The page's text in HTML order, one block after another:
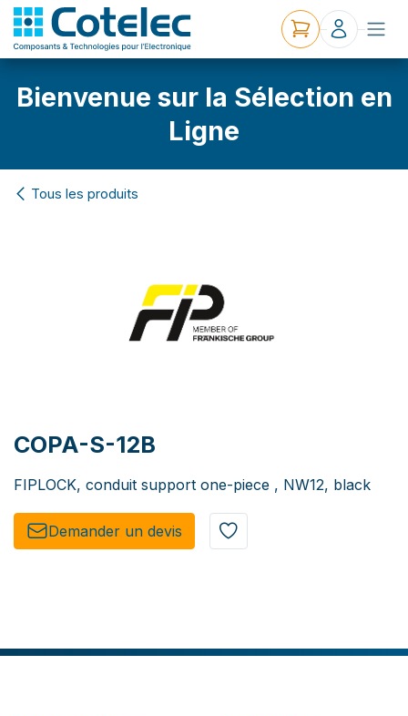
Bienvenue sur la Sélection en
Ligne
Tous les produits
COPA-S-12B
FIPLOCK, conduit support one-piece , NW12, black
Demander un de​​vis​​